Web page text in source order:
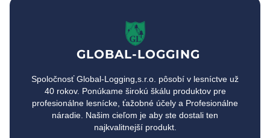
GLOBAL-LOGGING
Spoločnosť Global-Logging,s.r.o. pôsobí v lesníctve už
40 rokov. Ponúkame širokú škálu produktov pre
profesionálne lesnícke, ťažobné účely a Profesionálne
náradie. Našim cieľom je aby ste dostali ten
najkvalitnejší produkt.